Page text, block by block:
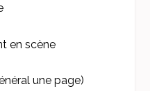
en scène
une page)